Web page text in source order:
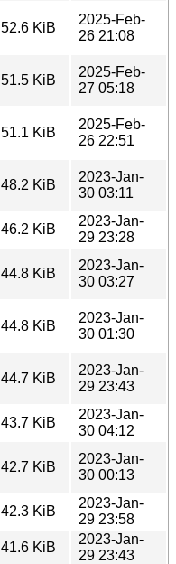
52.6 KiB
2025-Feb-
26 21:08
51.5 KiB
2025-Feb-
27 05:18
51.1 KiB
2025-Feb-
26 22:51
48.2 KiB
2023-Jan-
30 03:11
46.2 KiB
2023-Jan-
29 23:28
44.8 KiB
2023-Jan-
30 03:27
44.8 KiB
2023-Jan-
30 01:30
44.7 KiB
2023-Jan-
29 23:43
43.7 KiB
2023-Jan-
30 04:12
42.7 KiB
2023-Jan-
30 00:13
42.3 KiB
2023-Jan-
29 23:58
41.6 KiB
2023-Jan-
29 23:43